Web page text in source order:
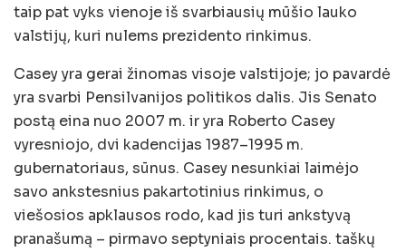
taip pat vyks vienoje iš svarbiausių mūšio lauko
valstijų, kuri nulems prezidento rinkimus.
Casey yra gerai žinomas visoje valstijoje; jo pavardė
yra svarbi Pensilvanijos politikos dalis. Jis Senato
postą eina nuo 2007 m. ir yra Roberto Casey
vyresniojo, dvi kadencijas 1987–1995 m.
gubernatoriaus, sūnus. Casey nesunkiai laimėjo
savo ankstesnius pakartotinius rinkimus, o
viešosios apklausos rodo, kad jis turi ankstyvą
pranašumą – pirmavo septyniais procentais. taškų